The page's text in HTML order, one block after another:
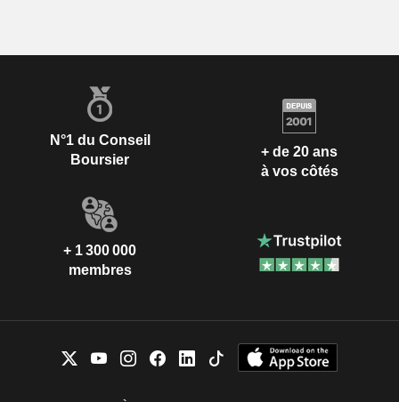
N°1 du Conseil
Boursier
+ de 20 ans
à vos côtés
+ 1 300 000
membres